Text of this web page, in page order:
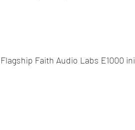
Faith Audio Labs E1000 ini